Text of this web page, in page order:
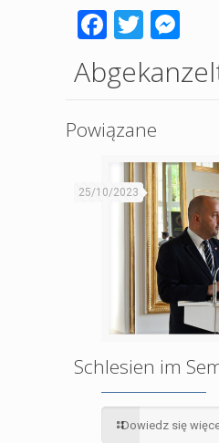
Facebook
Twitter
Powiązane
25/10/2023
Schlesien im
Dowiedz się